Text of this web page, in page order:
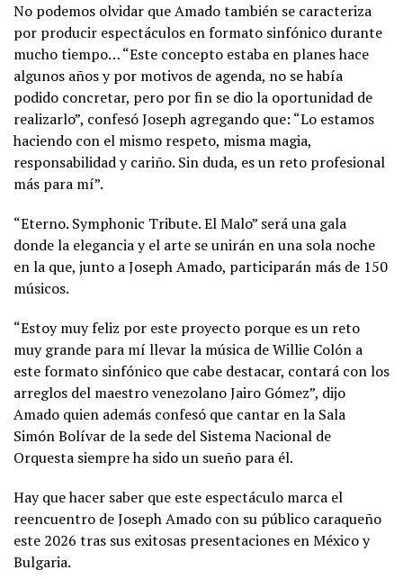
No podemos olvidar que Amado también se caracteriza
por producir espectáculos en formato sinfónico durante
mucho tiempo… “Este concepto estaba en planes hace
algunos años y por motivos de agenda, no se había
podido concretar, pero por fin se dio la oportunidad de
realizarlo”, confesó Joseph agregando que: “Lo estamos
haciendo con el mismo respeto, misma magia,
responsabilidad y cariño. Sin duda, es un reto profesional
más para mí”.
“Eterno. Symphonic Tribute. El Malo” será una gala
donde la elegancia y el arte se unirán en una sola noche
en la que, junto a Joseph Amado, participarán más de 150
músicos.
“Estoy muy feliz por este proyecto porque es un reto
muy grande para mí llevar la música de Willie Colón a
este formato sinfónico que cabe destacar, contará con los
arreglos del maestro venezolano Jairo Gómez”, dijo
Amado quien además confesó que cantar en la Sala
Simón Bolívar de la sede del Sistema Nacional de
Orquesta siempre ha sido un sueño para él.
Hay que hacer saber que este espectáculo marca el
reencuentro de Joseph Amado con su público caraqueño
este 2026 tras sus exitosas presentaciones en México y
Bulgaria.